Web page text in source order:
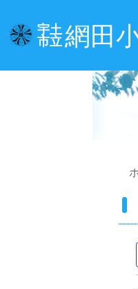
宇土
市立 網田